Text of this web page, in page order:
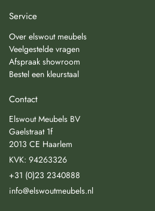
Service
Over elswout meubels
Veelgestelde vragen
Afspraak showroom
Bestel een kleurstaal
Contact
Elswout Meubels BV
Gaelstraat 1f
2013 CE Haarlem
KVK: 94263326
+31 (0)23 2340888
info@elswoutmeubels.nl